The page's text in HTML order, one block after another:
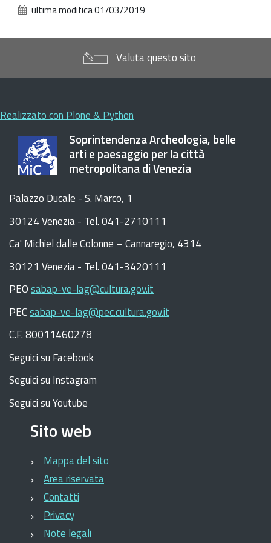
alle
originali…
ultima modifica01/03/2019
Valuta questo sito
Realizzato con Plone & Python
Soprintendenza Archeologia, belle
arti e paesaggio per la città
metropolitana di Venezia
Palazzo Ducale - S. Marco, 1
30124 Venezia - Tel. 041-2710111
Ca' Michiel dalle Colonne – Cannaregio, 4314
30121 Venezia - Tel. 041-3420111
PEOsabap-ve-lag@cultura.gov.it
PECsabap-ve-lag@pec.cultura.gov.it
C.F. 80011460278
Seguici su Facebook
Seguici su Instagram
Seguici su Youtube
Sito web
Mappa del sito
Area riservata
Contatti
Privacy
Note legali